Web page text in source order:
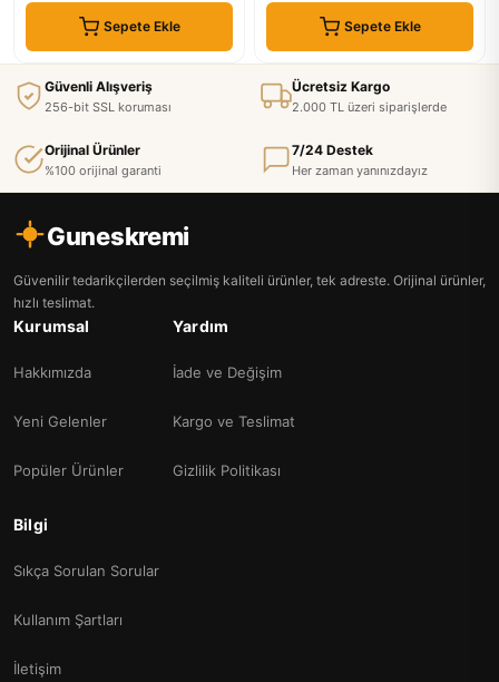
Sepete Ekle Sepete Ekle
Güvenli Alışveriş
256-bit SSL koruması
Ücretsiz Kargo
2.000 TL üzeri siparişlerde
Orijinal Ürünler
%100 orijinal garanti
7/24 Destek
Her zaman yanınızdayız
Guneskremi
Güvenilir tedarikçilerden seçilmiş kaliteli ürünler, tek adreste. Orijinal ürünler,
hızlı teslimat.
Kurumsal
Hakkımızda
Yeni Gelenler
Popüler Ürünler
Yardım
İade ve Değişim
Kargo ve Teslimat
Gizlilik Politikası
Bilgi
Sıkça Sorulan Sorular
Kullanım Şartları
İletişim